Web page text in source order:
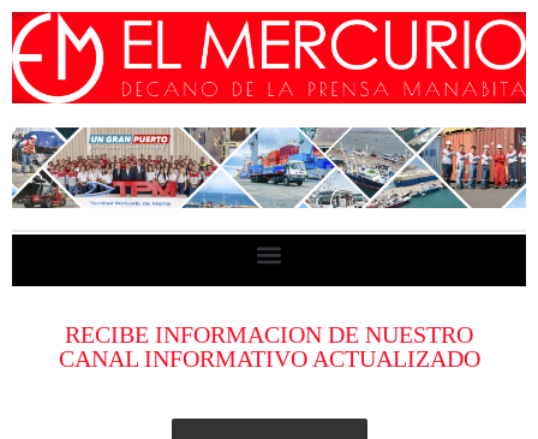
RECIBE INFORMACION DE NUESTRO
CANAL INFORMATIVO ACTUALIZADO